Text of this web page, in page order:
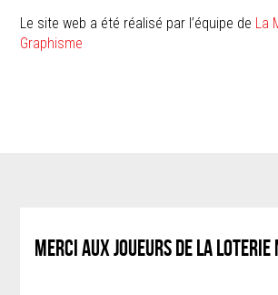
Le site web a été réalisé par l’équipe de La
Graphisme
MERCI AUX JOUEURS DE LA